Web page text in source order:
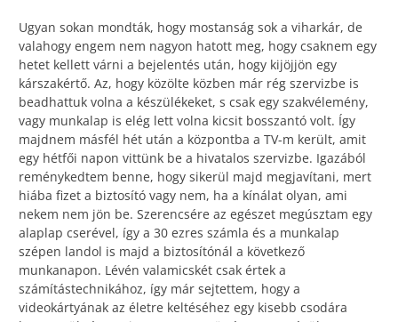
Ugyan sokan mondták, hogy mostanság sok a viharkár, de
valahogy engem nem nagyon hatott meg, hogy csaknem egy
hetet kellett várni a bejelentés után, hogy kijöjjön egy
kárszakértő. Az, hogy közölte közben már rég szervizbe is
beadhattuk volna a készülékeket, s csak egy szakvélemény,
vagy munkalap is elég lett volna kicsit bosszantó volt. Így
majdnem másfél hét után a központba a TV-m került, amit
egy hétfői napon vittünk be a hivatalos szervizbe. Igazából
reménykedtem benne, hogy sikerül majd megjavítani, mert
hiába fizet a biztosító vagy nem, ha a kínálat olyan, ami
nekem nem jön be. Szerencsére az egészet megúsztam egy
alaplap cserével, így a 30 ezres számla és a munkalap
szépen landol is majd a biztosítónál a következő
munkanapon. Lévén valamicskét csak értek a
számítástechnikához, így már sejtettem, hogy a
videokártyának az életre keltéséhez egy kisebb csodára